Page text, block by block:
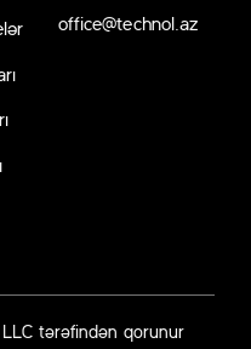
office@technol.az
tərəfindən qorunur